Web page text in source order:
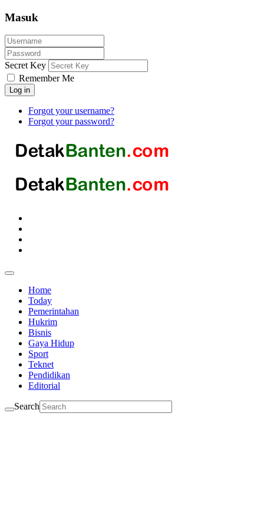
Masuk
Secret Key
Remember Me
Log in
Forgot your username?
Forgot your password?
Home
Today
Pemerintahan
Hukrim
Bisnis
Gaya Hidup
Sport
Teknet
Pendidikan
Editorial
Search